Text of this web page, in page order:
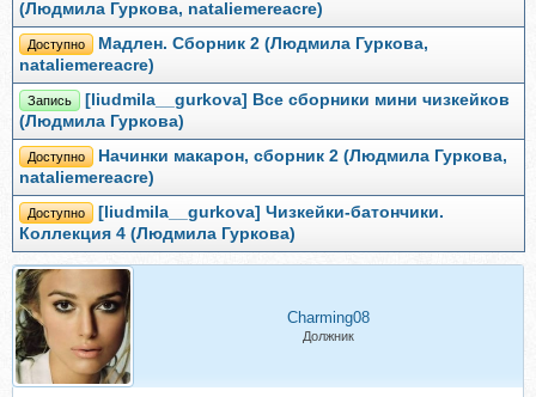
(Людмила Гуркова, nataliemereacre)
Доступно
Мадлен. Сборник 2 (Людмила Гуркова,
nataliemereacre)
Запись
[liudmila__gurkova] Все сборники мини чизкейков
(Людмила Гуркова)
Доступно
Начинки макарон, сборник 2 (Людмила Гуркова,
nataliemereacre)
Доступно
[liudmila__gurkova] Чизкейки-батончики.
Коллекция 4 (Людмила Гуркова)
Charming08
Должник